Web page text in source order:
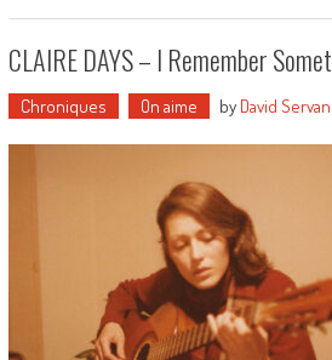
CLAIRE DAYS – I Remember
Chroniques On aime by David